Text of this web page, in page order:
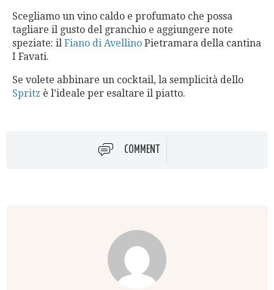
Scegliamo un vino caldo e profumato che possa
tagliare il gusto del granchio e aggiungere note
speziate: il Fiano di Avellino Pietramara della cantina
I Favati.
Se volete abbinare un cocktail, la semplicità dello
Spritz è l’ideale per esaltare il piatto.
COMMENT